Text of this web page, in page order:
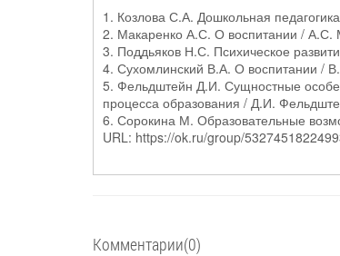
1. Козлова С.А. Дошкольная
2. Макаренко А.С. О воспитании / А.С.
3. Поддьяков Н.С. Психическое
4. Сухомлинский В.А. О воспитании /
5. Фельдштейн Д.И. Сущностные
процесса образования / Д.И.
6. Сорокина М. Образовательные
URL: https://ok.ru/group/
Комментарии(0)